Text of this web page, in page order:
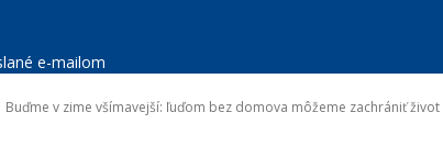
e-mailom
Buďme v zime všímavejší: ľuďom bez domova môžeme zachrániť život